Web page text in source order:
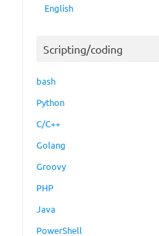
English
Scripting/coding
bash
Python
C/C++
Golang
Groovy
PHP
Java
PowerShell